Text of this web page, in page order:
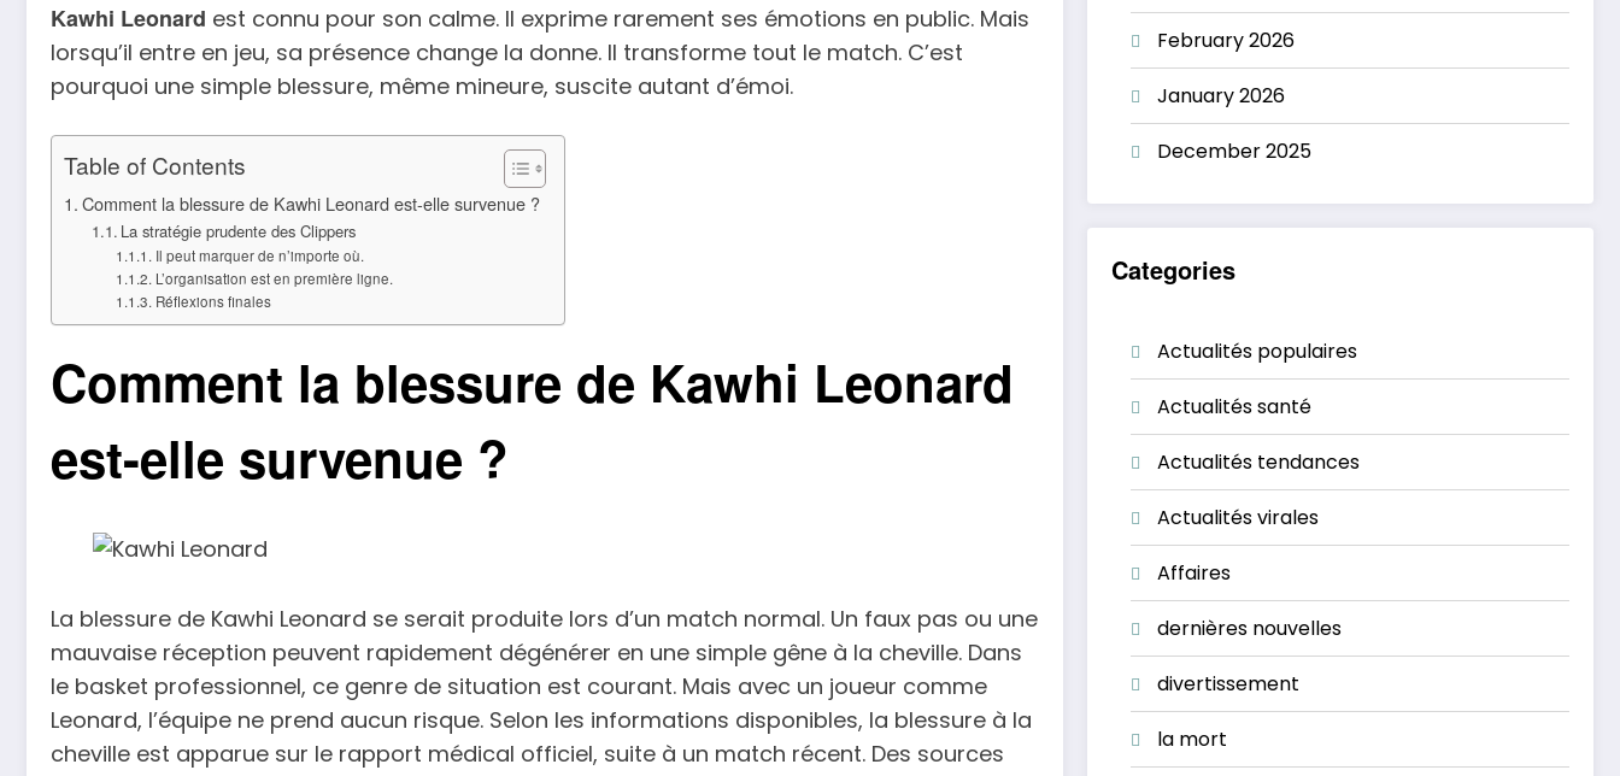
Kawhi Leonard est connu pour son calme. Il exprime rarement ses émotions en public. Mais
lorsqu’il entre en jeu, sa présence change la donne. Il transforme tout le match. C’est
pourquoi une simple blessure, même mineure, suscite autant d’émoi.
Table of Contents
Comment la blessure de Kawhi Leonard est-elle survenue ?
La stratégie prudente des Clippers
Il peut marquer de n’importe où.
L’organisation est en première ligne.
Réflexions finales
Comment la blessure de Kawhi Leonard
est-elle survenue ?
La blessure de Kawhi Leonard se serait produite lors d’un match normal. Un faux pas ou une
mauvaise réception peuvent rapidement dégénérer en une simple gêne à la cheville. Dans
le basket professionnel, ce genre de situation est courant. Mais avec un joueur comme
Leonard, l’équipe ne prend aucun risque. Selon les informations disponibles, la blessure à la
cheville est apparue sur le rapport médical officiel, suite à un match récent. Des sources
February 2026
January 2026
December 2025
Categories
Actualités populaires
Actualités santé
Actualités tendances
Actualités virales
Affaires
dernières nouvelles
divertissement
la mort